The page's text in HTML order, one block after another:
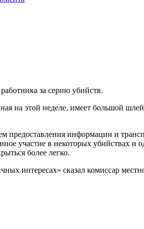
за серию убийств.
на этой неделе, имеет большой
предоставления информации и
участие в некоторых убийствах и
более легко.
интересах» сказал комиссар